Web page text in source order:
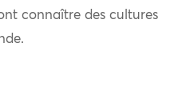
connaître des cultures